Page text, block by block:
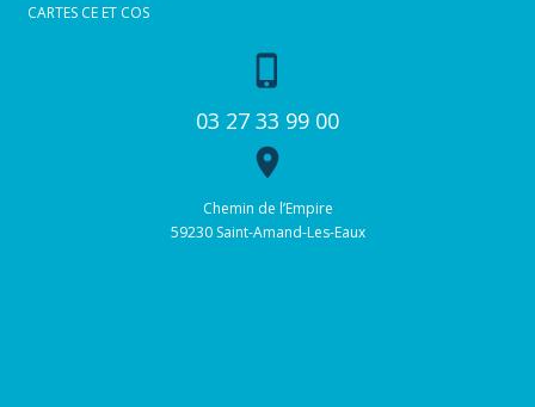
CARTES CE ET COS
phone_iphone
03 27 33 99 00
place
Chemin de l’Empire
59230 Saint-Amand-Les-Eaux